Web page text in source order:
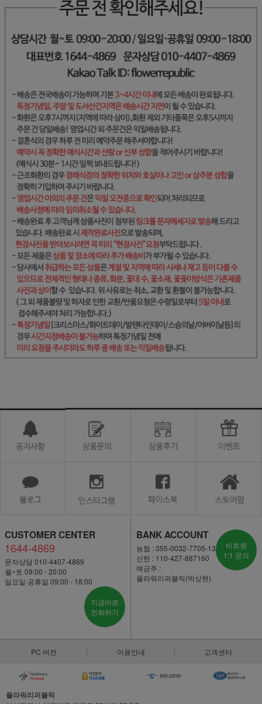
CUSTOMER CENTER
1644-4869
문자상담 010-4407-4869
월~토 09:00 - 20:00
일요일·공휴일 09:00 - 18:00
지금바로
전화하기
BANK ACCOUNT
농협 : 355-0032-7705-13
신한 : 110-427-887160
예금주 :
플라워리퍼블릭(박상현)
비회원
1:1 문의
PC 버전 이용안내 고객센터
플라워리퍼블릭